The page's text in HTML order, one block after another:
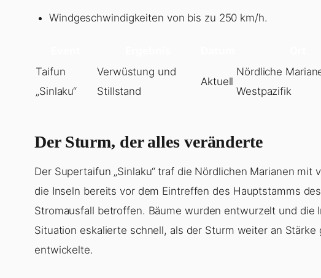
Windgeschwindigkeiten von bis zu 250 km/h.
Taifun
„Sinlaku“
Verwüstung und
Stillstand
Aktuell
Nördliche
Westpazifik
Der Sturm, der alles veränderte
Der Supertaifun „Sinlaku“ traf die Nördlichen Marianen mit
die Inseln bereits vor dem Eintreffen des Hauptstamms
Stromausfall betroffen. Bäume wurden entwurzelt und die
Situation eskalierte schnell, als der Sturm weiter an
entwickelte.